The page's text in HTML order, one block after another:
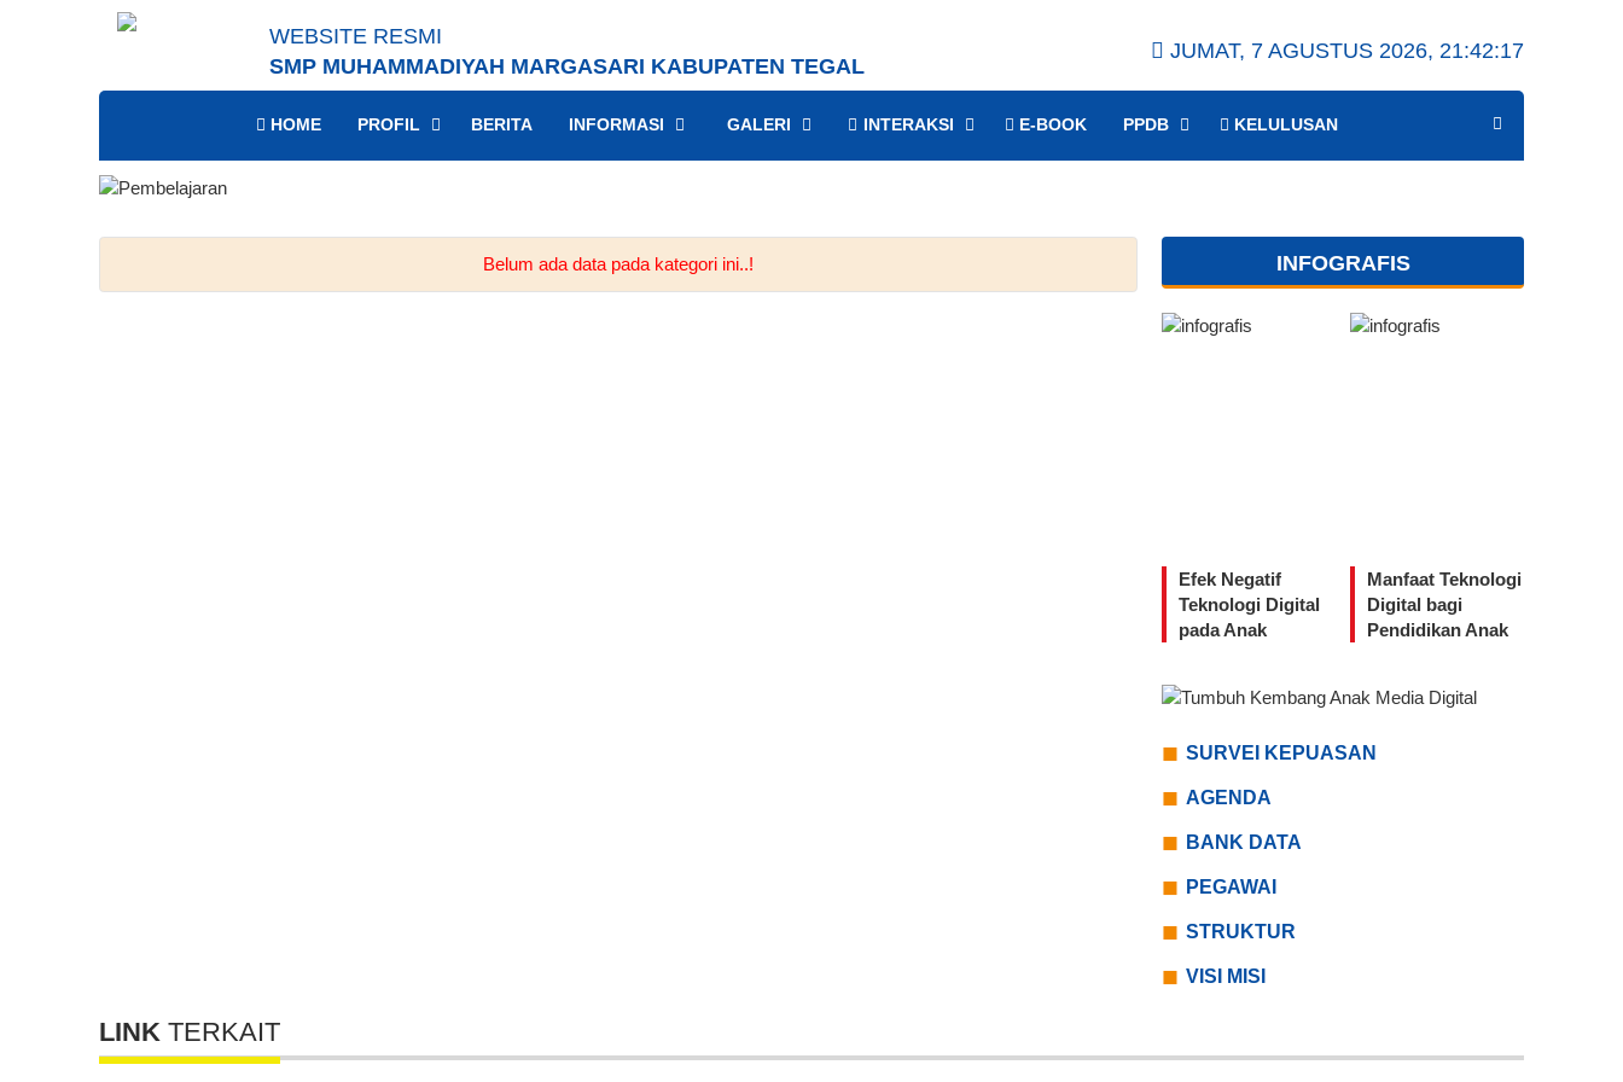
WEBSITE RESMI
SMP MUHAMMADIYAH MARGASARI KABUPATEN TEGAL
JUMAT, 7 AGUSTUS 2026, 21:42:17
HOME PROFIL BERITA INFORMASI GALERI INTERAKSI E-BOOK PPDB KELULUSAN
Belum ada data pada kategori ini..! INFOGRAFIS
Efek Negatif
Teknologi Digital
pada Anak
Manfaat Teknologi
Digital bagi
Pendidikan Anak
SURVEI KEPUASAN
AGENDA
BANK DATA
PEGAWAI
STRUKTUR
VISI MISI
LINK TERKAIT